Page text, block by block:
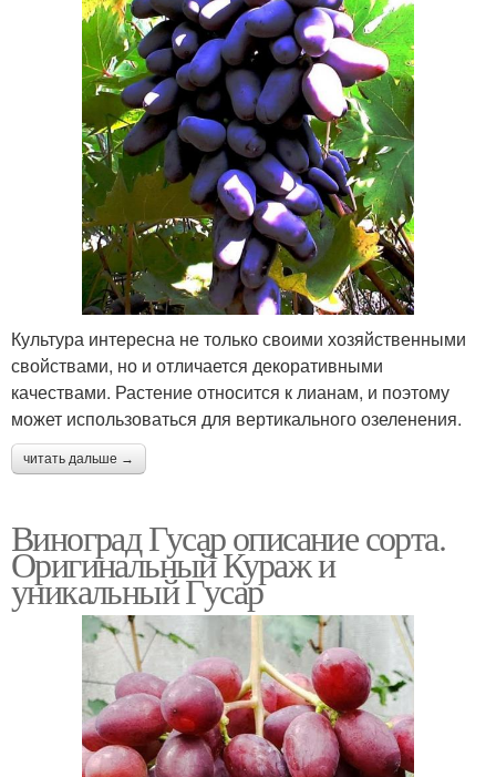
Культура интересна не только своими хозяйственными
свойствами, но и отличается декоративными
качествами. Растение относится к лианам, и поэтому
может использоваться для вертикального озеленения.
читать дальше →
Виноград Гусар описание сорта.
Оригинальный Кураж и
уникальный Гусар